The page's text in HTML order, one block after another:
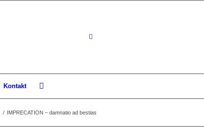
Kontakt
/ IMPRECATION – damnatio ad bestias